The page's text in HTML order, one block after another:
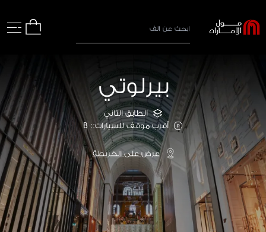
بيرلوتي
الطابق الثاني
أقرب موقف للسيارات:: B
عرض على الخريطة